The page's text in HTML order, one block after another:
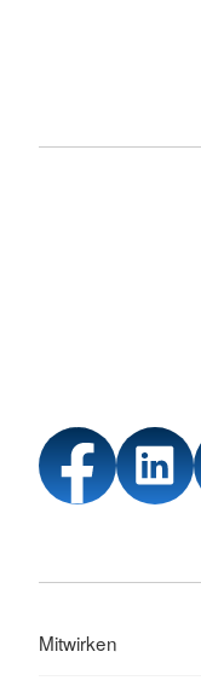
Mitwirken